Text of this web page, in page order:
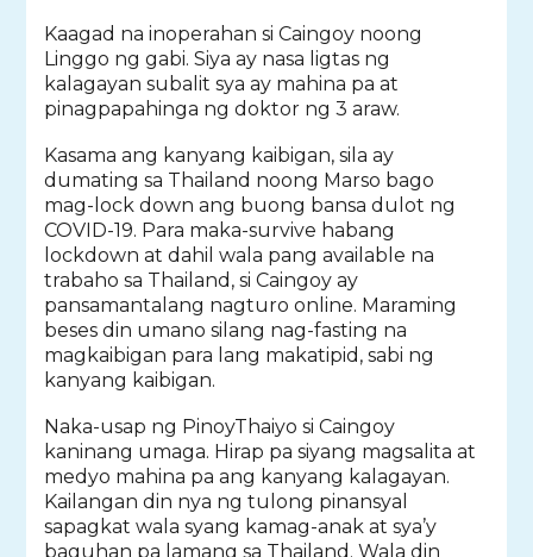
Kaagad na inoperahan si Caingoy noong
Linggo ng gabi. Siya ay nasa ligtas ng
kalagayan subalit sya ay mahina pa at
pinagpapahinga ng doktor ng 3 araw.
Kasama ang kanyang kaibigan, sila ay
dumating sa Thailand noong Marso bago
mag-lock down ang buong bansa dulot ng
COVID-19. Para maka-survive habang
lockdown at dahil wala pang available na
trabaho sa Thailand, si Caingoy ay
pansamantalang nagturo online. Maraming
beses din umano silang nag-fasting na
magkaibigan para lang makatipid, sabi ng
kanyang kaibigan.
Naka-usap ng PinoyThaiyo si Caingoy
kaninang umaga. Hirap pa siyang magsalita at
medyo mahina pa ang kanyang kalagayan.
Kailangan din nya ng tulong pinansyal
sapagkat wala syang kamag-anak at sya’y
baguhan pa lamang sa Thailand. Wala din